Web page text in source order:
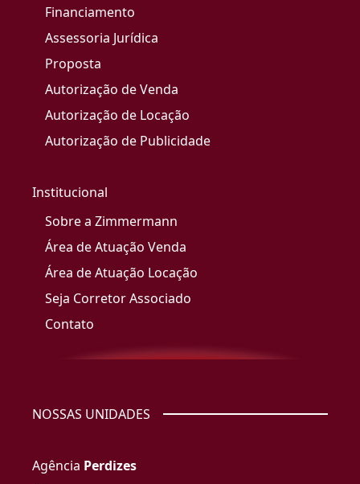
Financiamento
Assessoria Jurídica
Proposta
Autorização de Venda
Autorização de Locação
Autorização de Publicidade
Institucional
Sobre a Zimmermann
Área de Atuação Venda
Área de Atuação Locação
Seja Corretor Associado
Contato
NOSSAS UNIDADES
Agência Perdizes